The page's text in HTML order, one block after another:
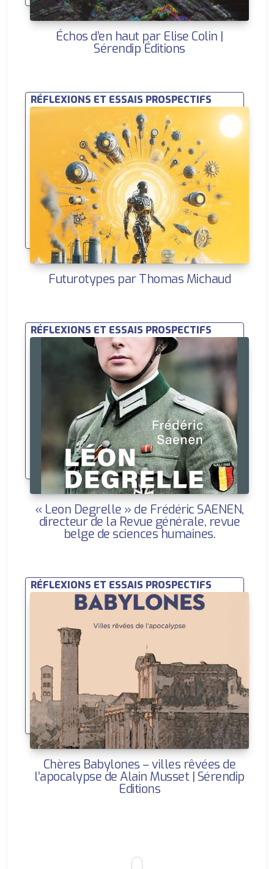
Échos d’en haut par Elise Colin |
Sérendip Éditions
RÉFLEXIONS ET ESSAIS PROSPECTIFS
Futurotypes par Thomas Michaud
RÉFLEXIONS ET ESSAIS PROSPECTIFS
« Leon Degrelle » de Frédéric SAENEN,
directeur de la Revue générale, revue
belge de sciences humaines.
RÉFLEXIONS ET ESSAIS PROSPECTIFS
Chères Babylones – villes rêvées de
l’apocalypse de Alain Musset | Sérendip
Editions